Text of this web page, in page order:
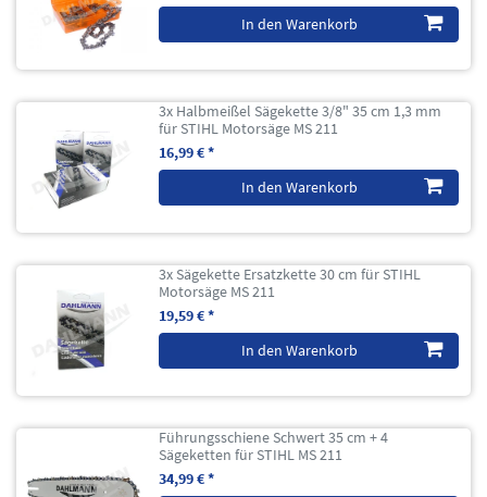
In den Warenkorb
3x Halbmeißel Sägekette 3/8" 35 cm 1,3 mm
für STIHL Motorsäge MS 211
16,99 € *
In den Warenkorb
3x Sägekette Ersatzkette 30 cm für STIHL
Motorsäge MS 211
19,59 € *
In den Warenkorb
Führungsschiene Schwert 35 cm + 4
Sägeketten für STIHL MS 211
34,99 € *